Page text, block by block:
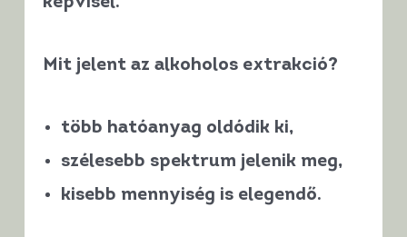
Mit jelent az alkoholos extrakció?
több hatóanyag oldódik ki,
szélesebb spektrum jelenik meg,
kisebb mennyiség is elegendő.